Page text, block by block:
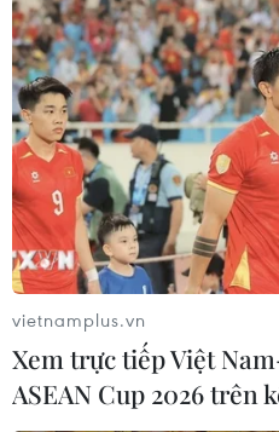
vietnamplus.vn
Xem trực tiếp Việt
ASEAN Cup 2026 trên